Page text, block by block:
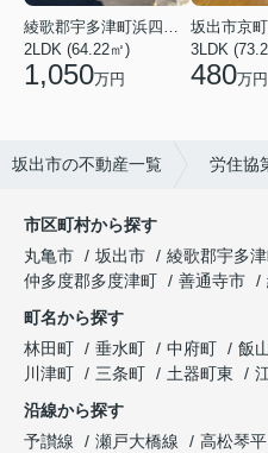
2LDK (64.22㎡)
1,050万円
坂出市京
3LDK
480万円
坂出市の不動産一覧 労住協
市区町村から探す
丸亀市
坂出市 綾歌郡宇多
仲多度郡多度津町
善通寺市
町名から探す
林田町
垂水町 中府町 飯
川津町
三条町 土器町東
沿線から探す
予讃線
瀬戸大橋線 高松琴